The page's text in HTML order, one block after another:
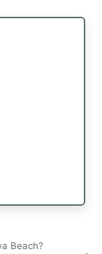
Beach?